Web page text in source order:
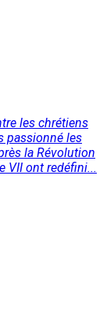
les chrétiens
passionné les
la Révolution
VII ont redéfini...